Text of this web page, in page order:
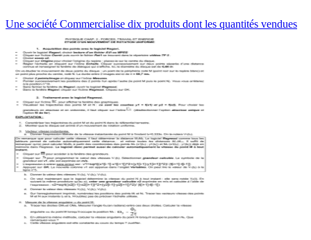
Une société Commercialise dix produits dont les quantités vendues